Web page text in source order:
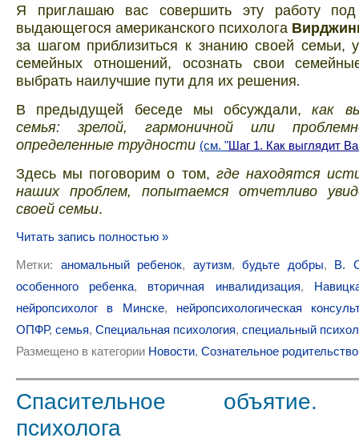
Я приглашаю вас совершить эту работу под
выдающегося американского психолога
за шагом приблизиться к знанию своей семьи,
семейных отношений, осознать свои
выбрать наилучшие пути для их решения.
В предыдущей беседе мы обсуждали,как
семья: зрелой, гармоничной или
определенные трудности (см. "Шаг 1. Как выглядит
Здесь мы поговорим о том, где находятся
наших проблем, попытаемся отчетливо
своей семьи.
Читать запись полностью »
Метки: аномальный ребенок, аутизм, будьте добры, В.
особенного ребенка, вторичная инвалидизация,
нейропсихолог в Минске, нейропсихологическая
ОПФР, семья, Специальная психология, специальный
Размещено в категории Новости, Сознательное родительство
Спасительное объятие.
психолога